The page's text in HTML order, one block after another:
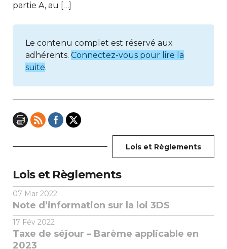
partie A, au […]
Le contenu complet est réservé aux
adhérents. Connectez-vous pour lire la
suite.
Lois et Règlements
Lois et Règlements
07 Mar 2022
Note d’information sur la loi 3DS
17 Fév 2022
Taxe de séjour – Barème applicable en
2023